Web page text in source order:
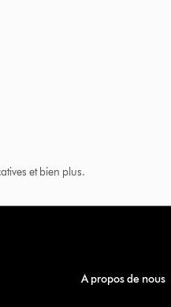
et bien plus.​
A propos de nous